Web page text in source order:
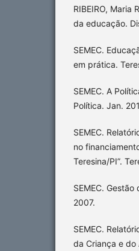
RIBEIRO,
da educação.
SEMEC.
em prática.
SEMEC. A
Política. Jan.
SEMEC.
no
Teresina/PI”.
SEMEC.
2007.
SEMEC.
da Criança e do